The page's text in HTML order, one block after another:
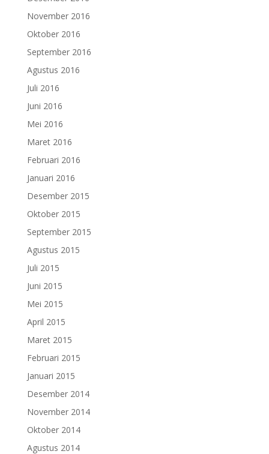
November 2016
Oktober 2016
September 2016
Agustus 2016
Juli 2016
Juni 2016
Mei 2016
Maret 2016
Februari 2016
Januari 2016
Desember 2015
Oktober 2015
September 2015
Agustus 2015
Juli 2015
Juni 2015
Mei 2015
April 2015
Maret 2015
Februari 2015
Januari 2015
Desember 2014
November 2014
Oktober 2014
Agustus 2014